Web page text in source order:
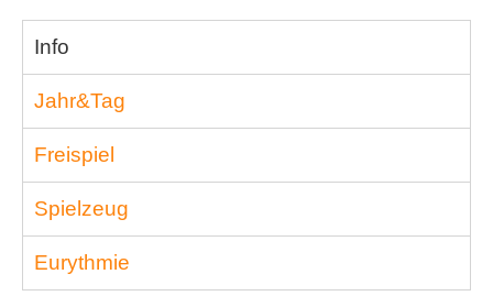
Info
Jahr&Tag
Freispiel
Spielzeug
Eurythmie